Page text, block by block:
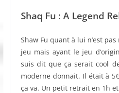
Shaq Fu : A Legend
Shaw Fu quant à lui n’est
jeu mais ayant le jeu
suis dit que ça serait cool
moderne donnait. Il était à
ça va. Un petit retrait en 1h et